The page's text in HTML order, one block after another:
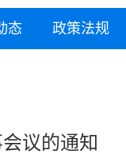
态 政策法规
议的通知